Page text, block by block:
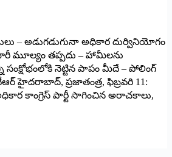
– అడుగ‌డుగునా అధికార దుర్వినియోగం
మూల్యం త‌ప్ప‌దు – హామీల‌ను
సంక్షోభంలోకి నెట్టిన పాపం మీదే – పోలింగ్
హైద‌రాబాద్‌, ప్ర‌జాతంత్ర‌, ఫిబ్ర‌వ‌రి 11:
కాంగ్రెస్ పార్టీ సాగించిన అరాచకాలు,